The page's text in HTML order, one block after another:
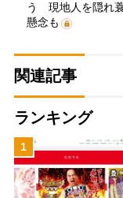
う 現地人を隠れ
懸念も
関連記事
ランキング
1